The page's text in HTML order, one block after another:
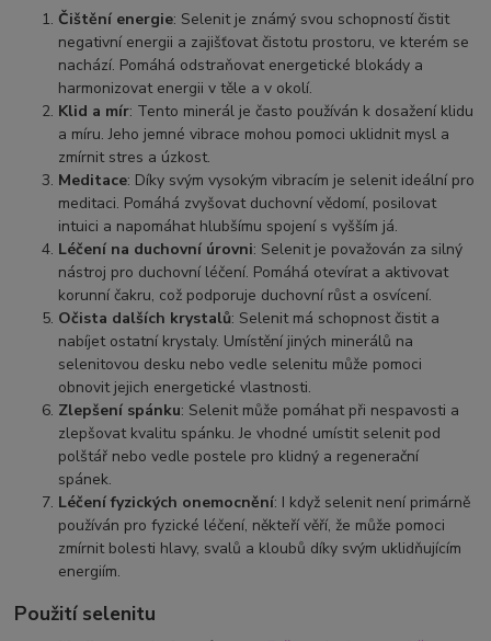
Čištění energie: Selenit je známý svou schopností čistit
negativní energii a zajišťovat čistotu prostoru, ve kterém se
nachází. Pomáhá odstraňovat energetické blokády a
harmonizovat energii v těle a v okolí.
Klid a mír: Tento minerál je často používán k dosažení klidu
a míru. Jeho jemné vibrace mohou pomoci uklidnit mysl a
zmírnit stres a úzkost.
Meditace: Díky svým vysokým vibracím je selenit ideální pro
meditaci. Pomáhá zvyšovat duchovní vědomí, posilovat
intuici a napomáhat hlubšímu spojení s vyšším já.
Léčení na duchovní úrovni: Selenit je považován za silný
nástroj pro duchovní léčení. Pomáhá otevírat a aktivovat
korunní čakru, což podporuje duchovní růst a osvícení.
Očista dalších krystalů: Selenit má schopnost čistit a
nabíjet ostatní krystaly. Umístění jiných minerálů na
selenitovou desku nebo vedle selenitu může pomoci
obnovit jejich energetické vlastnosti.
Zlepšení spánku: Selenit může pomáhat při nespavosti a
zlepšovat kvalitu spánku. Je vhodné umístit selenit pod
polštář nebo vedle postele pro klidný a regenerační
spánek.
Léčení fyzických onemocnění: I když selenit není primárně
používán pro fyzické léčení, někteří věří, že může pomoci
zmírnit bolesti hlavy, svalů a kloubů díky svým uklidňujícím
energiím.
Použití selenitu